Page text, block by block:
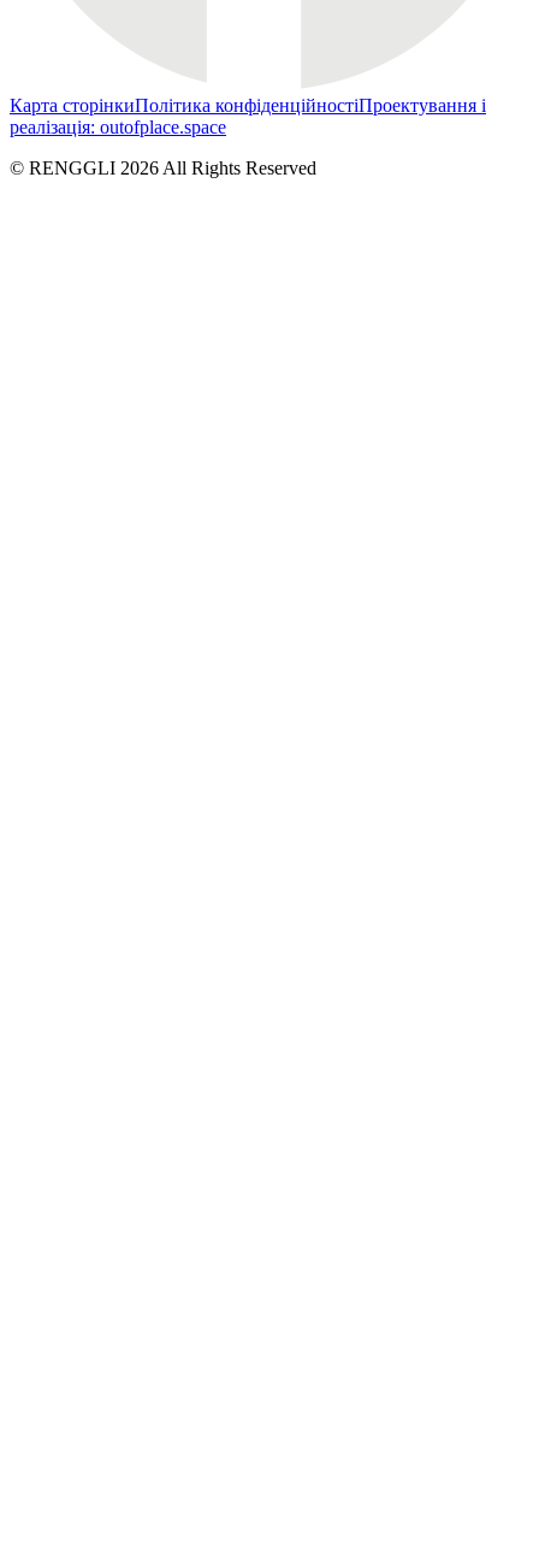
Карта сторінкиПолітика конфіденційностіПроектування і
реалізація: outofplace.space
© RENGGLI 2026 All Rights Reserved